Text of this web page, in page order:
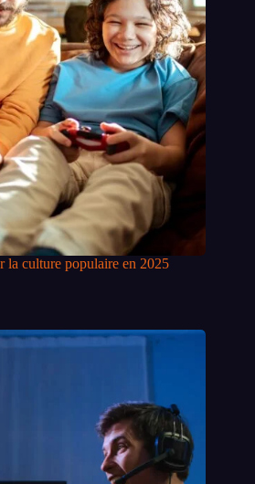
la culture populaire en 2025